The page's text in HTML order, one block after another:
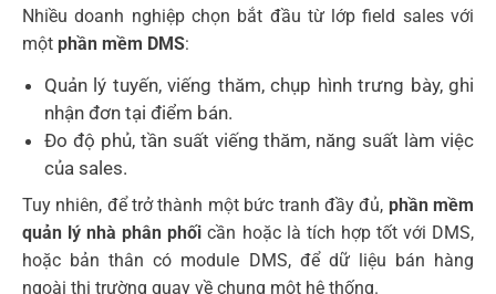
Nhiều doanh nghiệp chọn bắt đầu từ lớp field sales với
một phần mềm DMS:
Quản lý tuyến, viếng thăm, chụp hình trưng bày, ghi
nhận đơn tại điểm bán.
Đo độ phủ, tần suất viếng thăm, năng suất làm việc
của sales.
Tuy nhiên, để trở thành một bức tranh đầy đủ, phần mềm
quản lý nhà phân phối cần hoặc là tích hợp tốt với DMS,
hoặc bản thân có module DMS, để dữ liệu bán hàng
ngoài thị trường quay về chung một hệ thống.